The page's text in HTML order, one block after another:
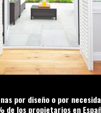
GODEFROY: El espejismo